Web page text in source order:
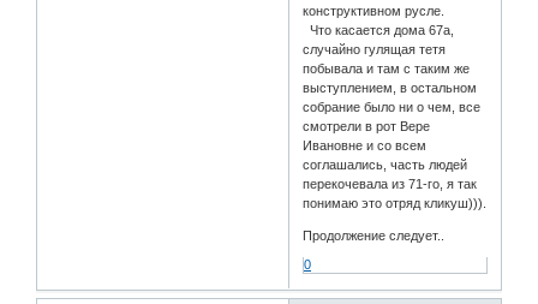
конструктивном русле.
Что касается дома 67а,
случайно гулящая тетя
побывала и там с таким же
выступлением, в остальном
собрание было ни о чем, все
смотрели в рот Вере
Ивановне и со всем
соглашались, часть людей
перекочевала из 71-го, я так
понимаю это отряд кликуш))).
Продолжение следует..
0